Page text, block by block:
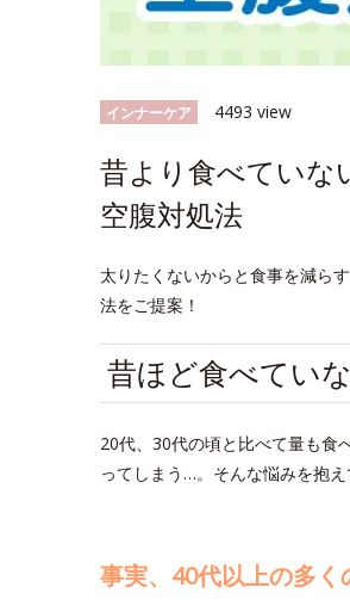
インナーケア 4493 view
昔より食べていな
空腹対処法
太りたくないからと食事を減ら
法をご提案！
昔ほど食べてい
20代、30代の頃と比べて量も食
ってしまう…。そんな悩みを抱
事実、40代以上の多く